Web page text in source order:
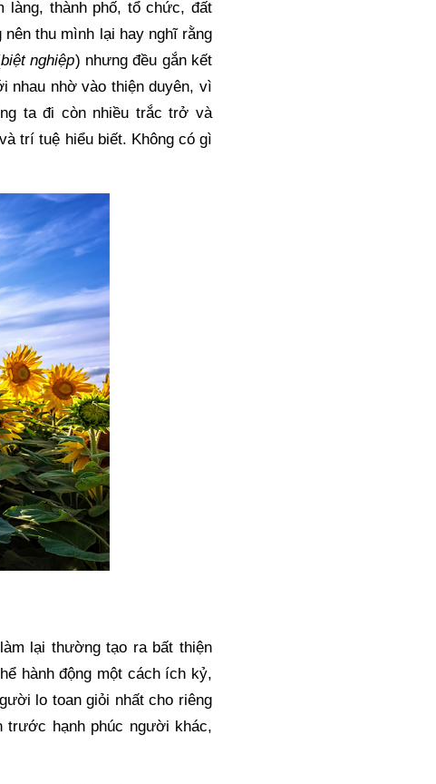
làng, thành phố, tổ chức, đất
thu mình lại hay nghĩ rằng
biệt nghiệp) nhưng đều gắn kết
nhau nhờ vào thiện duyên, vì
ta đi còn nhiều trắc trở và
trí tuệ hiểu biết. Không có gì
lại thường tạo ra bất thiện
hành động một cách ích kỷ,
lo toan giỏi nhất cho riêng
trước hạnh phúc người khác,